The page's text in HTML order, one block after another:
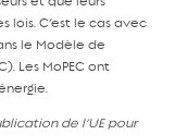
lois. C’est le cas avec
le Modèle de
Les MoPEC ont
de l’UE pour